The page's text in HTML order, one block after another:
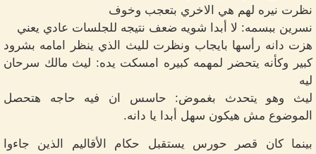
نظرت نيره لهم هي الاخري بتعجب وخوف
نسرين ببسمه: لا أبدا شويه ضعف نتيجه للجلسات عادي يعني
هزت دانه رأسها بايجاب ونظرت لليث الذي ينظر امامه بشرود
كبير وكأنه يتحضر لمهمه كبيره امسكت يده: ليث مالك سرحان
ليه
ليث وهو يتحدث بغموض: حاسس ان فيه حاجه هتحصل
الموضوع مش هيكون سهل أبدا يا دانه.
بينما كان قصر حورس يستقبل حكام الأقاليم الذين جاءوا